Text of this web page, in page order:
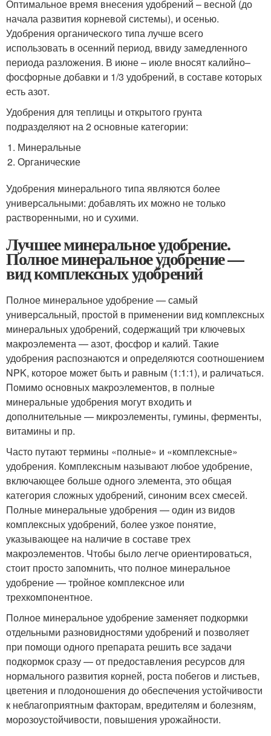
Оптимальное время внесения удобрений – весной (до
начала развития корневой системы), и осенью.
Удобрения органического типа лучше всего
использовать в осенний период, ввиду замедленного
периода разложения. В июне – июле вносят калийно–
фосфорные добавки и 1/3 удобрений, в составе которых
есть азот.
Удобрения для теплицы и открытого грунта
подразделяют на 2 основные категории:
Минеральные
Органические
Удобрения минерального типа являются более
универсальными: добавлять их можно не только
растворенными, но и сухими.
Лучшее минеральное удобрение.
Полное минеральное удобрение —
вид комплексных удобрений
Полное минеральное удобрение — самый
универсальный, простой в применении вид комплексных
минеральных удобрений, содержащий три ключевых
макроэлемента — азот, фосфор и калий. Такие
удобрения распознаются и определяются соотношением
NPK, которое может быть и равным (1:1:1), и раличаться.
Помимо основных макроэлементов, в полные
минеральные удобрения могут входить и
дополнительные — микроэлементы, гумины, ферменты,
витамины и пр.
Часто путают термины «полные» и «комплексные»
удобрения. Комплексным называют любое удобрение,
включающее больше одного элемента, это общая
категория сложных удобрений, синоним всех смесей.
Полные минеральные удобрения — один из видов
комплексных удобрений, более узкое понятие,
указывающее на наличие в составе трех
макроэлементов. Чтобы было легче ориентироваться,
стоит просто запомнить, что полное минеральное
удобрение — тройное комплексное или
трехкомпонентное.
Полное минеральное удобрение заменяет подкормки
отдельными разновидностями удобрений и позволяет
при помощи одного препарата решить все задачи
подкормок сразу — от предоставления ресурсов для
нормального развития корней, роста побегов и листьев,
цветения и плодоношения до обеспечения устойчивости
к неблагоприятным факторам, вредителям и болезням,
морозоустойчивости, повышения урожайности.